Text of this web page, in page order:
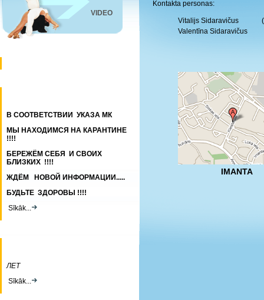
VIDEO
В СООТВЕТСТВИИ УКАЗА МК
МЫ НАХОДИМСЯ НА КАРАНТИНЕ
!!!!
БЕРЕЖЁМ СЕБЯ И СВОИХ
БЛИЗКИХ !!!!
ЖДЁМ НОВОЙ ИНФОРМАЦИИ.....
БУДЬТЕ ЗДОРОВЫ !!!!
Sīkāk...
ЛЕТ
Sīkāk...
Kontakta personas:
Vitalijs Sidaravičus
Valentīna Sidaravičus
IMANTA